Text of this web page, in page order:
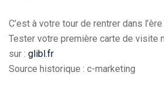
C’est à votre tour de rentrer dans
Tester votre première carte de visite
sur : glibl.fr
Source historique : c-marketing